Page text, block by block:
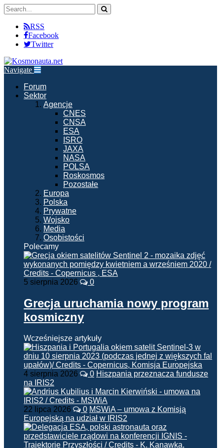
RSS
Facebook
Twitter
Navigate
Forum
Sektor
Agencje
CNES
CNSA
ESA
ISRO
JAXA
NASA
POLSA
Roskosmos
Pozostałe
Europa
Polska
Prywatne
Wojsko
Media
Osobistości
Polecamy
5 sierpnia 2026 0
Grecja uruchamia nowy program
kosmiczny
Wcześniejsze artykuły
4 sierpnia 2026 0 Hiszpania przeznacza fundusze
na IRIS2
22 lipca 2026 0 MSWiA – umowa z Komisją
Europejską na udział w IRIS2